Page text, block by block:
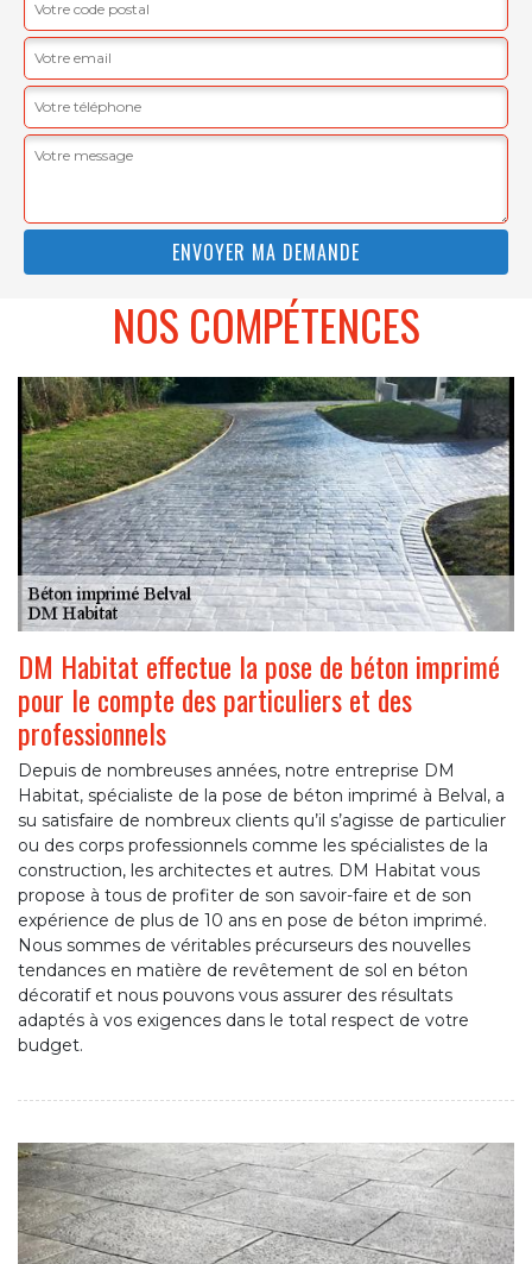
NOS COMPÉTENCES
DM Habitat effectue la pose de béton imprimé
pour le compte des particuliers et des
professionnels
Depuis de nombreuses années, notre entreprise DM
Habitat, spécialiste de la pose de béton imprimé à Belval, a
su satisfaire de nombreux clients qu’il s’agisse de particulier
ou des corps professionnels comme les spécialistes de la
construction, les architectes et autres. DM Habitat vous
propose à tous de profiter de son savoir-faire et de son
expérience de plus de 10 ans en pose de béton imprimé.
Nous sommes de véritables précurseurs des nouvelles
tendances en matière de revêtement de sol en béton
décoratif et nous pouvons vous assurer des résultats
adaptés à vos exigences dans le total respect de votre
budget.